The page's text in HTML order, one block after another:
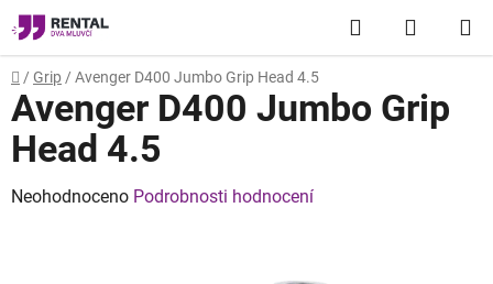
Přejít
na
obsah
Hledat
KOŠÍK
Domů
/ Grip / Avenger D400 Jumbo Grip Head 4.5
Avenger D400 Jumbo Grip
Head 4.5
Průměrné
Neohodnoceno Podrobnosti hodnocení